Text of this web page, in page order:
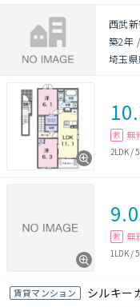
西武
築2年 /
埼玉
敷 無
2LDK/
敷 無
1LDK/
賃貸マンション シルキー